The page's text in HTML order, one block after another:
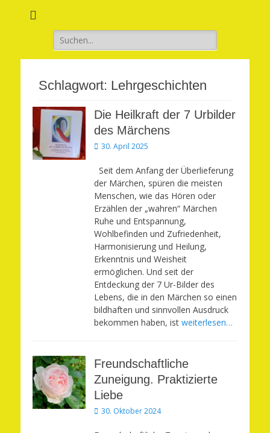
Suchen
nach:
Schlagwort: Lehrgeschichten
Die Heilkraft der 7 Urbilder
des Märchens
Veröffentlicht
30. April 2025
Seit dem Anfang der Überlieferung
der Märchen, spüren die meisten
Menschen, wie das Hören oder
Erzählen der „wahren“ Märchen
Ruhe und Entspannung,
Wohlbefinden und Zufriedenheit,
Harmonisierung und Heilung,
Erkenntnis und Weisheit
ermöglichen. Und seit der
Entdeckung der 7 Ur-Bilder des
Lebens, die in den Märchen so einen
bildhaften und sinnvollen Ausdruck
bekommen haben, ist weiterlesen…
Freundschaftliche
Zuneigung. Praktizierte
Liebe
Veröffentlicht
30. Oktober 2024